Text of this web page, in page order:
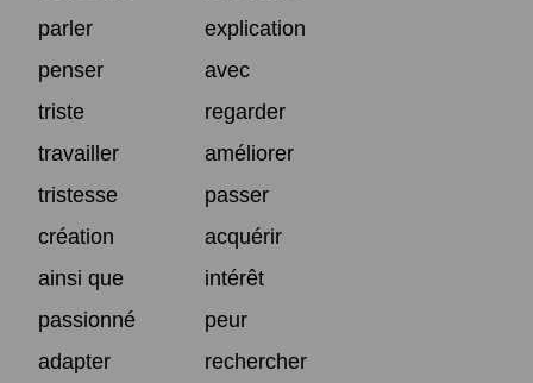
parler
explication
penser
avec
triste
regarder
travailler
améliorer
tristesse
passer
création
acquérir
ainsi que
intérêt
passionné
peur
adapter
rechercher